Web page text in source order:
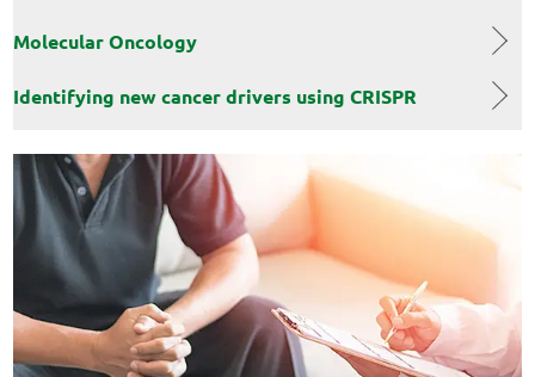
Molecular Oncology
Identifying new cancer drivers using CRISPR